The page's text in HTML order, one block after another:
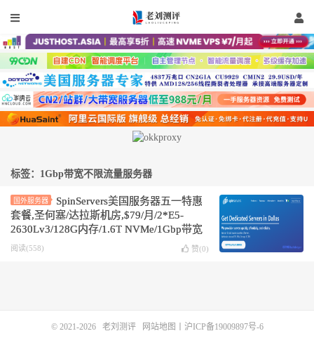
标签：1Gbp带宽不限流量服务器
国外服务器
SpinServers美国服务器五一特惠
套餐,圣何塞/达拉斯机房,$79/月/2*E5-
2630Lv3/128G内存/1.6T NVMe/1Gbp带宽
不限流量
阅读(558) 赞(0)
© 2021-2026 老刘测评 网站地图 沪ICP备19009897号-6